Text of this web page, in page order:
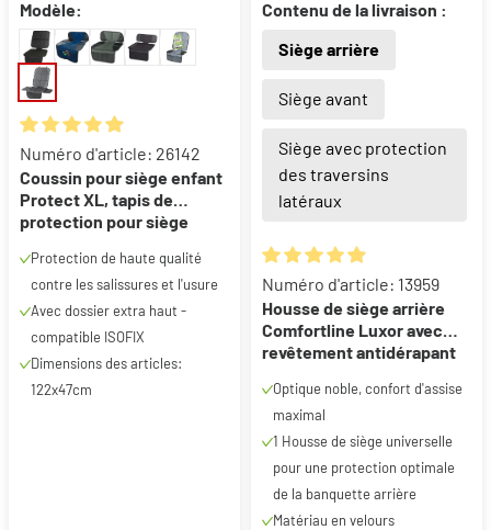
Modèle:
Note moyenne de 4.9 sur 5 étoiles
Numéro d'article: 26142
Coussin pour siège enfant
Protect XL, tapis de
protection pour siège
Protection de haute qualité
contre les salissures et l'usure
Avec dossier extra haut -
compatible ISOFIX
Dimensions des articles:
122x47cm
Contenu de la livraison :
Siège arrière
Siège avant
Siège avec protection
des traversins
latéraux
Note moyenne de 4.89 sur 5
Numéro d'article: 13959
Housse de siège arrière
Comfortline Luxor avec
revêtement antidérapant
Optique noble, confort d'assise
maximal
1 Housse de siège universelle
pour une protection optimale
de la banquette arrière
Matériau en velours